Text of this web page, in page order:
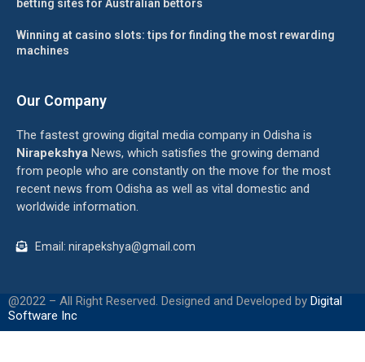
betting sites for Australian bettors
Winning at casino slots: tips for finding the most rewarding
machines
Our Company
The fastest growing digital media company in Odisha is
Nirapekshya News, which satisfies the growing demand
from people who are constantly on the move for the most
recent news from Odisha as well as vital domestic and
worldwide information.
Email: nirapekshya@gmail.com
@2022 – All Right Reserved. Designed and Developed by Digital
Software Inc